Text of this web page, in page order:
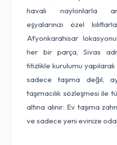
havalı naylonlarla
eşyalarınızı özel
Afyonkarahisar
her bir parça, Sivas
titizlikle kurulumu
sadece taşıma değil,
taşımacılık sözleşmesi ile
altına alınır. Ev taşıma
ve sadece yeni evinize